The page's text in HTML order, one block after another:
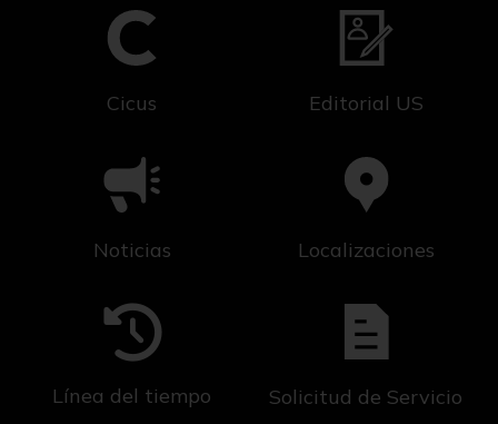
Cicus Editorial US
Noticias Localizaciones
Línea del tiempo Solicitud de Servicio